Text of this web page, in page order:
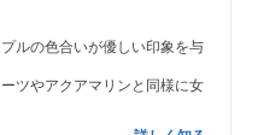
ルの色合いが優しい印象を与
ツやアクアマリンと同様に女